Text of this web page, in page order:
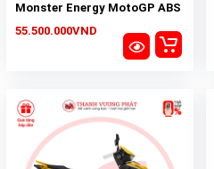
Monster Energy MotoGP ABS
hoàn toàn mới 2023
55.500.000VND